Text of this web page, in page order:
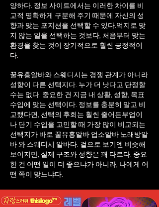
양하다. 정보 사이트에서는 이러한 차이를 비
교적 명확하게 구분해 주기 때문에 자신의 성
향과 맞는 포지션을 선택할 수 있다. 억지로 맞
지 않는 일을 선택하는 것보다, 처음부터 맞는
환경을 찾는 것이 장기적으로 훨씬 긍정적이
다.
꿀유흥알바와 스웨디시는 경쟁 관계가 아니라
성향이 다른 선택지다. 누가 더 낫다고 단정할
수는 없다. 중요한 건 지금 내 상황, 성향, 목표
수입에 맞는 선택이다. 정보를 충분히 알고 비
교했다면, 선택의 후회는 훨씬 줄어든부업이
나 단기 수입을 고민할 때 가장 많이 비교되는
선택지가 바로 꿀유흥알바 업소알바 노래방알
바 와 스웨디시 알바다. 겉으로 보기엔 비슷해
보이지만, 실제 구조와 성향은 꽤 다르다. 중요
한 건 어떤 일이 더 좋으냐가 아니라, 나에게 어
떤 쪽이 맞느냐다.